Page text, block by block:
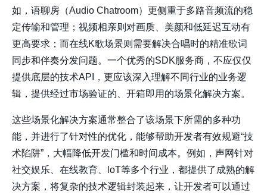
如，语聊房（Audio Chatroom）更侧重于多路音频流的稳
定传输和管理；视频相亲则对画质、美颜和低延迟互动有
更高要求；而在线K歌场景则需要解决合唱时的精准歌词
同步和伴奏分发问题。一个优秀的SDK服务商，不应仅仅
提供底层的技术API，更应该深入理解不同行业的业务逻
辑，提供经过市场验证的、开箱即用的场景化解决方案。
这些场景化解决方案通常整合了该场景下所需的多种功
能，并进行了针对性的优化，能够帮助开发者有效规避“技
术陷阱”，大幅降低开发门槛和时间成本。例如，声网针对
社交娱乐、在线教育、loT等多个行业，都提供了成熟的解
决方案，将复杂的技术逻辑封装起来，让开发者可以通过